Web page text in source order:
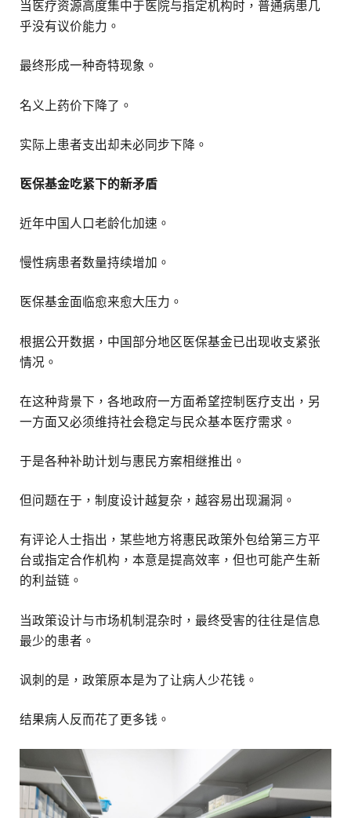
当医疗资源高度集中于医院与指定机构时，普通病患几
乎没有议价能力。
最终形成一种奇特现象。
名义上药价下降了。
实际上患者支出却未必同步下降。
医保基金吃紧下的新矛盾
近年中国人口老龄化加速。
慢性病患者数量持续增加。
医保基金面临愈来愈大压力。
根据公开数据，中国部分地区医保基金已出现收支紧张
情况。
在这种背景下，各地政府一方面希望控制医疗支出，另
一方面又必须维持社会稳定与民众基本医疗需求。
于是各种补助计划与惠民方案相继推出。
但问题在于，制度设计越复杂，越容易出现漏洞。
有评论人士指出，某些地方将惠民政策外包给第三方平
台或指定合作机构，本意是提高效率，但也可能产生新
的利益链。
当政策设计与市场机制混杂时，最终受害的往往是信息
最少的患者。
讽刺的是，政策原本是为了让病人少花钱。
结果病人反而花了更多钱。